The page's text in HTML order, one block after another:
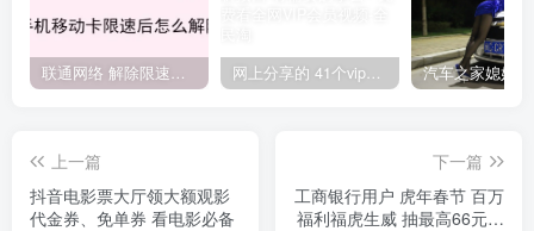
联通网络 解除限速方法参考！畅享、畅玩、老白干等及其它地区自测了 网上分享的 41个vip解析接口 有需要的拿去~ 免费看全网VIP会员视频
上一篇
抖音电影票大厅领大额观影
代金券、免单券 看电影必备
下一篇
工商银行用户 虎年春节 百万
福利福虎生威 抽最高66元微